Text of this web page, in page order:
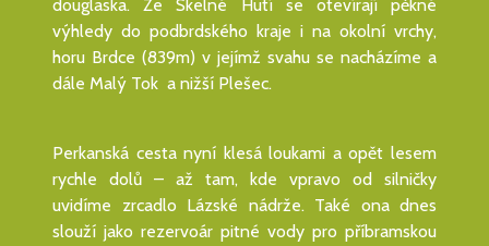
douglaska. Ze Skelné Hutí se otevírají pěkné
výhledy do podbrdského kraje i na okolní vrchy,
horu Brdce (839m) v jejímž svahu se nacházíme a
dále Malý Tok a nižší Plešec.
Perkanská cesta nyní klesá loukami a opět lesem
rychle dolů – až tam, kde vpravo od silničky
uvidíme zrcadlo Lázské nádrže. Také ona dnes
slouží jako rezervoár pitné vody pro příbramskou